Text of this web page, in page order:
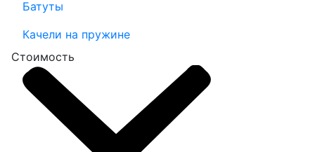
Батуты
Качели на пружине
Стоимость